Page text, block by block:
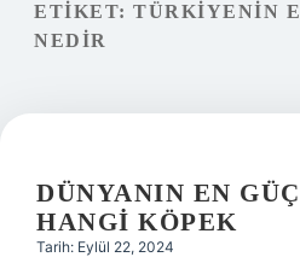
Yasal Uyarı
ETIKET: TÜRKIYENIN
NEDIR
DÜNYANIN EN
HANGI KÖPEK
Tarih: Eylül 22, 2024